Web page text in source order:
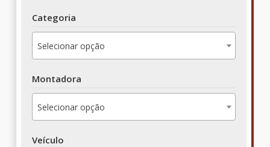
Categoria
Selecionar opção
Montadora
Selecionar opção
Veículo